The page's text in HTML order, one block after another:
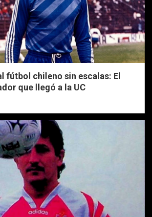
fútbol chileno sin escalas: El
que llegó a la UC